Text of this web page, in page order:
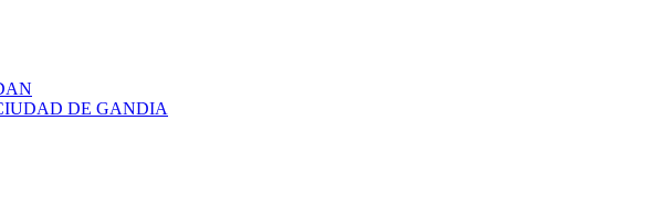
DE GANDIA